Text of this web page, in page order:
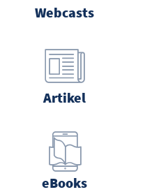
Webcasts
Artikel
eBooks